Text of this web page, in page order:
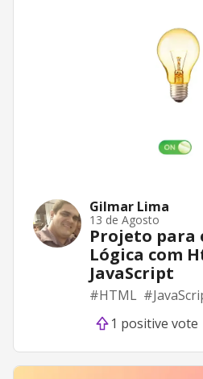
Gilmar Lima
13 de Agosto
Projeto para
Lógica com
JavaScript
#HTML #
1 positive vote